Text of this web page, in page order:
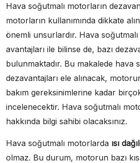
Hava soğutmalı motorların
motorların kullanımında dikkate
önemli unsurlardır. Hava
avantajları ile bilinse de, bazı
bulunmaktadır. Bu makalede hava
dezavantajları ele alınacak,
bakım gereksinimlerine kadar
incelenecektir. Hava soğutmalı
hakkında bilgi sahibi olacaksınız.
Hava soğutmalı motorlarda ısı
olmaz. Bu durum, motorun bazı